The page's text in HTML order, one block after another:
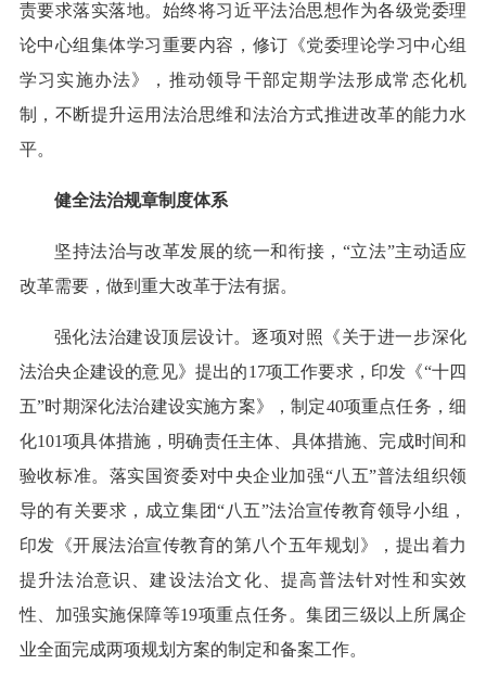
责要求落实落地。始终将习近平法治思想作为各级党委理
论中心组集体学习重要内容，修订《党委理论学习中心组
学习实施办法》，推动领导干部定期学法形成常态化机
制，不断提升运用法治思维和法治方式推进改革的能力水
平。
健全法治规章制度体系
坚持法治与改革发展的统一和衔接，“立法”主动适应
改革需要，做到重大改革于法有据。
强化法治建设顶层设计。逐项对照《关于进一步深化
法治央企建设的意见》提出的17项工作要求，印发《“十四
五”时期深化法治建设实施方案》，制定40项重点任务，细
化101项具体措施，明确责任主体、具体措施、完成时间和
验收标准。落实国资委对中央企业加强“八五”普法组织领
导的有关要求，成立集团“八五”法治宣传教育领导小组，
印发《开展法治宣传教育的第八个五年规划》，提出着力
提升法治意识、建设法治文化、提高普法针对性和实效
性、加强实施保障等19项重点任务。集团三级以上所属企
业全面完成两项规划方案的制定和备案工作。